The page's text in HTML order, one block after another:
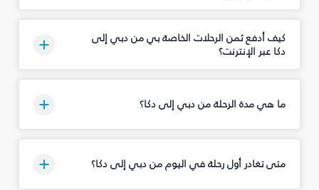
كيف أدفع ثمن الرحلات الخاصة بي من دبي إلى
دكا عبر الإنترنت؟
ما هي مدة الرحلة من دبي إلى دكا؟
متى تغادر أول رحلة في اليوم من دبي إلى دكا؟